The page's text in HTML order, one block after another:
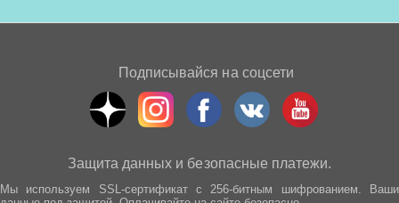
Подписывайся на соцсети
Защита данных и безопасные платежи.
Мы используем SSL-сертификат с 256-битным шифрованием. Ваши